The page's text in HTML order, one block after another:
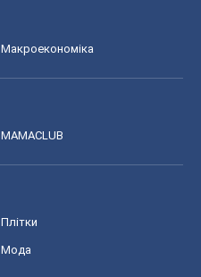
Макроекономіка
MAMACLUB
Плітки
Мода